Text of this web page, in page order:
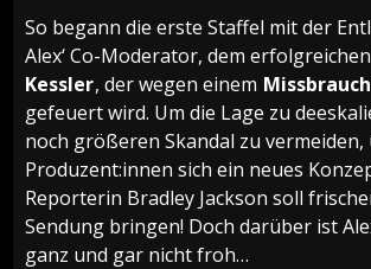
So begann die erste Staffel mit der
Alex‘ Co-Moderator, dem erfolgreichen
Kessler, der wegen einem
gefeuert wird. Um die Lage zu
noch größeren Skandal zu
Produzent:innen sich ein neues
Reporterin Bradley Jackson soll
Sendung bringen! Doch darüber ist
ganz und gar nicht froh…